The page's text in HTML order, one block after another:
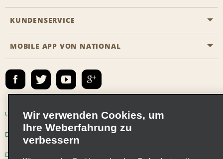
Das Business Rental Programm
Emerald Club Anmelden
Karriere
KUNDENSERVICE
Barrierefreiheit
E-Mail anmelden
MOBILE APP VON NATIONAL
Unternehmensinformationen Nutzungsbedingungen
Datenschutzrichtlinie Cookie-Richtlinie
Datenschutzoptionen
Wir verwenden Cookies, um
Ihre Weberfahrung zu
verbessern